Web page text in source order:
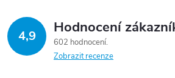
4,9 Hodnocení
602 hodnocení
Zobrazit recenze